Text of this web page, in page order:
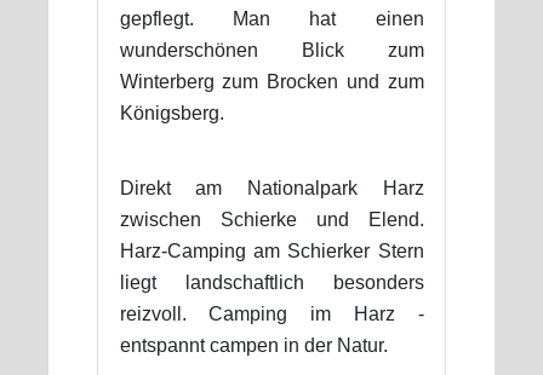
gepflegt. Man hat einen
wunderschönen Blick zum
Winterberg zum Brocken und zum
Königsberg.
Direkt am Nationalpark Harz
zwischen Schierke und Elend.
Harz-Camping am Schierker Stern
liegt landschaftlich besonders
reizvoll. Camping im Harz -
entspannt campen in der Natur.